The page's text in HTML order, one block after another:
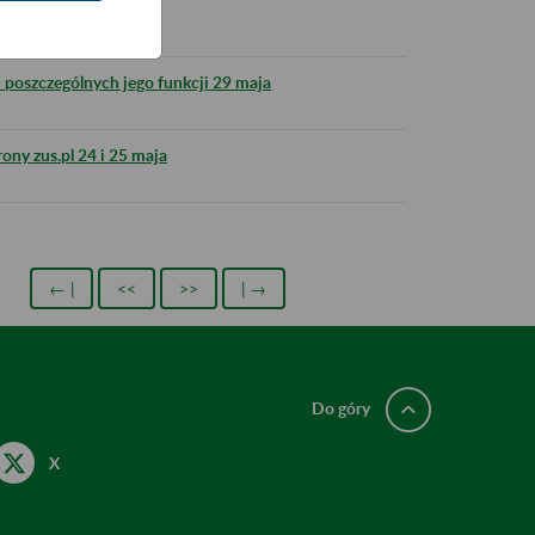
jego funkcji 29 maja
zus.pl 24 i 25 maja
← | << >> | →
X
Do góry